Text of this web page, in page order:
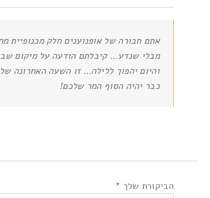
אתם חבורה של אופנוענים חלק מכנופיית
מבלי שנדע… קיבלתם הודעה על מיקום
והיום יהפוך ללילה… זו השעה האחרונה
כבר יהיה הסוף המר שלכם!
הביקורת שלך *